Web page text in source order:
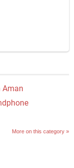
Aman
More on this category »